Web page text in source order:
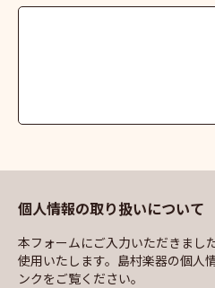
個人情報の取り扱いについて
本フォームにご入力いただきまし
使用いたします。島村楽器の個人
ンクをご覧ください。